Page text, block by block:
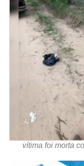
vítima foi morta